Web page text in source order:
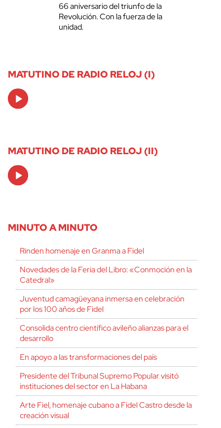
66 aniversario del triunfo de la
Revolución. Con la fuerza de la
unidad.
MATUTINO DE RADIO RELOJ (I)
Audio
Player
MATUTINO DE RADIO RELOJ (II)
Audio
Player
MINUTO A MINUTO
Rinden homenaje en Granma a Fidel
Novedades de la Feria del Libro: «Conmoción en la
Catedral»
Juventud camagüeyana inmersa en celebración
por los 100 años de Fidel
Consolida centro científico avileño alianzas para el
desarrollo
En apoyo a las transformaciones del país
Presidente del Tribunal Supremo Popular visitó
instituciones del sector en La Habana
Arte Fiel, homenaje cubano a Fidel Castro desde la
creación visual